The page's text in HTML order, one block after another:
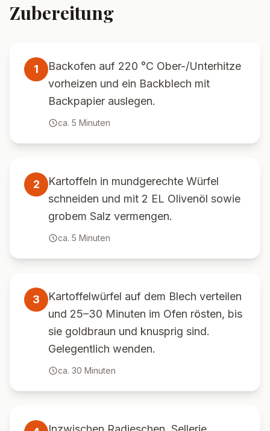
Zubereitung
1
Backofen auf 220 °C Ober-/Unterhitze
vorheizen und ein Backblech mit
Backpapier auslegen.
ca. 5 Minuten
2
Kartoffeln in mundgerechte Würfel
schneiden und mit 2 EL Olivenöl sowie
grobem Salz vermengen.
ca. 5 Minuten
3
Kartoffelwürfel auf dem Blech verteilen
und 25–30 Minuten im Ofen rösten, bis
sie goldbraun und knusprig sind.
Gelegentlich wenden.
ca. 30 Minuten